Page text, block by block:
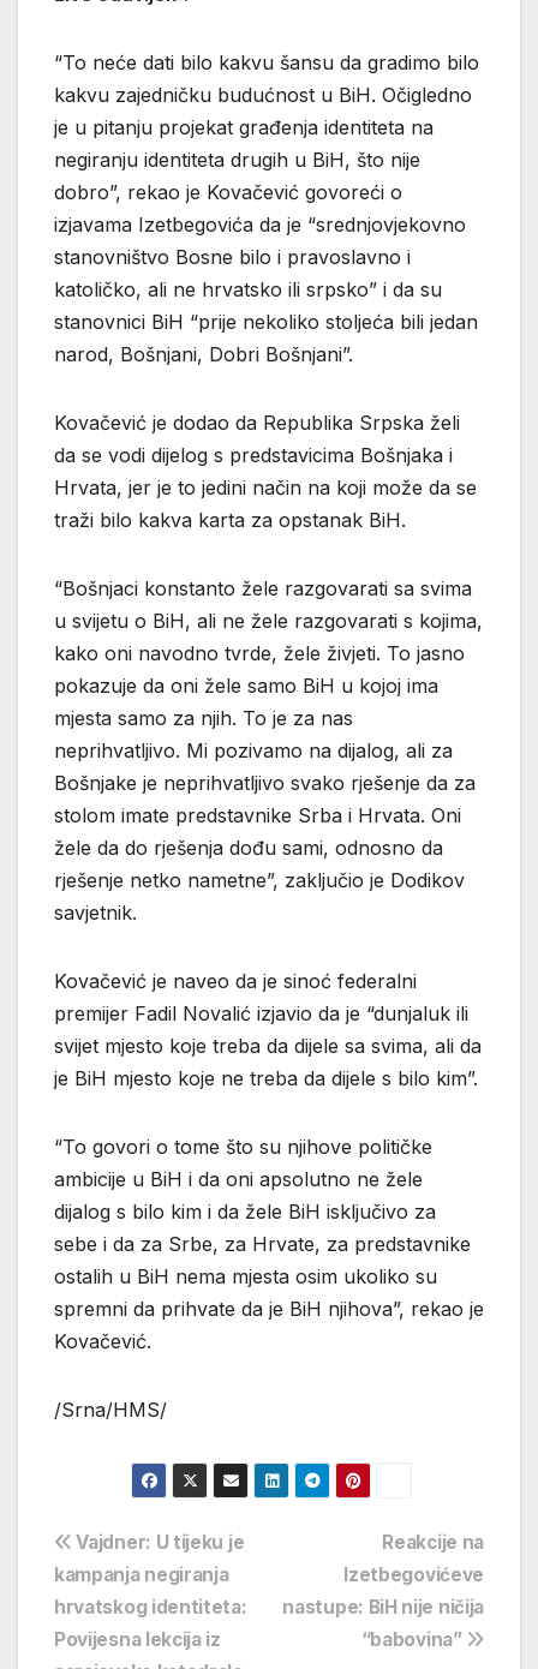
“To neće dati bilo kakvu šansu da gradimo bilo
kakvu zajedničku budućnost u BiH. Očigledno
je u pitanju projekat građenja identiteta na
negiranju identiteta drugih u BiH, što nije
dobro”, rekao je Kovačević govoreći o
izjavama Izetbegovića da je “srednjovjekovno
stanovništvo Bosne bilo i pravoslavno i
katoličko, ali ne hrvatsko ili srpsko” i da su
stanovnici BiH “prije nekoliko stoljeća bili jedan
narod, Bošnjani, Dobri Bošnjani”.
Kovačević je dodao da Republika Srpska želi
da se vodi dijelog s predstavicima Bošnjaka i
Hrvata, jer je to jedini način na koji može da se
traži bilo kakva karta za opstanak BiH.
“Bošnjaci konstanto žele razgovarati sa svima
u svijetu o BiH, ali ne žele razgovarati s kojima,
kako oni navodno tvrde, žele živjeti. To jasno
pokazuje da oni žele samo BiH u kojoj ima
mjesta samo za njih. To je za nas
neprihvatljivo. Mi pozivamo na dijalog, ali za
Bošnjake je neprihvatljivo svako rješenje da za
stolom imate predstavnike Srba i Hrvata. Oni
žele da do rješenja dođu sami, odnosno da
rješenje netko nametne”, zaključio je Dodikov
savjetnik.
Kovačević je naveo da je sinoć federalni
premijer Fadil Novalić izjavio da je “dunjaluk ili
svijet mjesto koje treba da dijele sa svima, ali da
je BiH mjesto koje ne treba da dijele s bilo kim”.
“To govori o tome što su njihove političke
ambicije u BiH i da oni apsolutno ne žele
dijalog s bilo kim i da žele BiH isključivo za
sebe i da za Srbe, za Hrvate, za predstavnike
ostalih u BiH nema mjesta osim ukoliko su
spremni da prihvate da je BiH njihova”, rekao je
Kovačević.
/Srna/HMS/
Navigacija
objava
Reakcije na
Izetbegovićeve
nastupe: BiH nije ničija
“babovina”
Vajdner: U tijeku je
kampanja negiranja
hrvatskog identiteta:
Povijesna lekcija iz